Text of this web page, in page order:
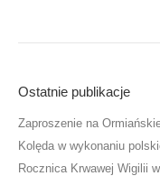
Ostatnie publikacje
Zaproszenie na
Kolęda w wykonaniu
Rocznica Krwawej Wigilii